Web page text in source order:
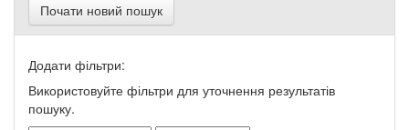
Почати новий пошук
Додати фільтри:
Використовуйте фільтри для уточнення результатів
пошуку.